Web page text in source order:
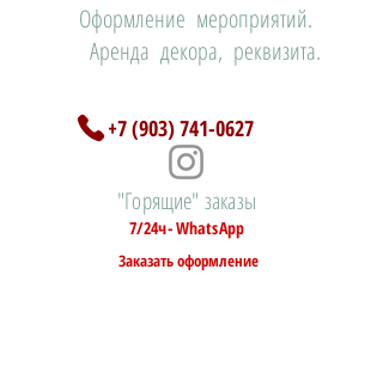
Оформление мероприятий.
Аренда декора, реквизита.
+7 (903) 741-0627
"Горящие" заказы
7/24ч- WhatsApp
Заказать оформление